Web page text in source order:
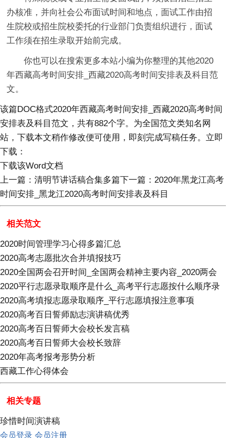
办核准，并向社会公布面试时间和地点，面试工作由招
生院校或招生院校委托的行业部门负责组织进行，面试
工作须在招生录取开始前完成。
你也可以在搜索更多本站小编为你整理的其他2020
年西藏高考时间安排_西藏2020高考时间安排表及科目范
文。
该篇DOC格式2020年西藏高考时间安排_西藏2020高考时间
安排表及科目范文 ，共有882个字。为全国范文类知名网
站，下载本文稍作修改便可使用，即刻完成写稿任务。立即
下载：
下载该Word文档
上一篇：清明节讲话稿合集多篇下一篇：2020年黑龙江高考
时间安排_黑龙江2020高考时间安排表及科目
相关范文
2020时间管理学习心得多篇汇总
2020高考志愿批次合并填报技巧
2020全国两会召开时间_全国两会精神主要内容_2020两会
2020平行志愿录取顺序是什么_高考平行志愿按什么顺序录
2020高考填报志愿录取顺序_平行志愿填报注意事项
2020高考百日誓师励志演讲稿优秀
2020高考百日誓师大会校长发言稿
2020高考百日誓师大会校长致辞
2020年高考报考形势分析
西藏工作心得体会
相关专题
珍惜时间演讲稿
会员登录 会员注册